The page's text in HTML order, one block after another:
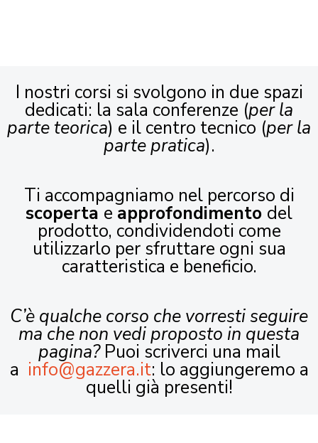
I nostri corsi si svolgono in due spazi
dedicati: la sala conferenze (per la
parte teorica) e il centro tecnico (per la
parte pratica).
Ti accompagniamo nel percorso di
scoperta e approfondimento del
prodotto, condividendoti come
utilizzarlo per sfruttare ogni sua
caratteristica e beneficio.
C’è qualche corso che vorresti seguire
ma che non vedi proposto in questa
pagina?Puoi scriverci una mail
a info@gazzera.it: lo aggiungeremo a
quelli già presenti!